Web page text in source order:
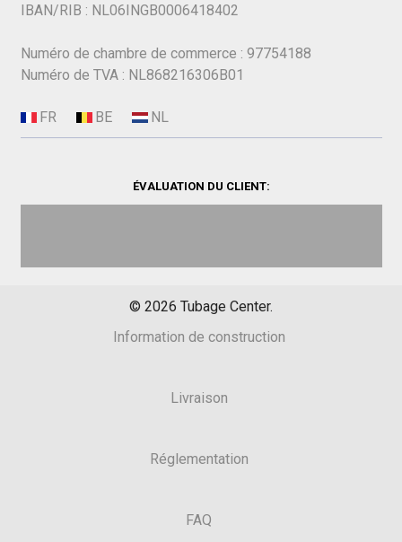
IBAN/RIB : NL06INGB0006418402
Numéro de chambre de commerce : 97754188
Numéro de TVA : NL868216306B01
ÉVALUATION DU CLIENT:
© 2026 Tubage Center.
Information de construction
Livraison
Réglementation
FAQ